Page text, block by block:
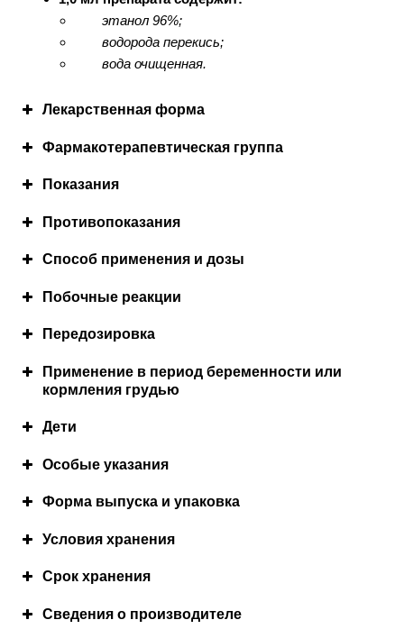
препаратами
этанол 96%;
водорода перекись;
вода очищенная.
Лекарственная форма
Фармакотерапевтичеcкая группа
Показания
Противопоказания
Способ применения и дозы
Побочные реакции
Передозировка
Применение в период беременности или
кормления грудью
Дети
Особые указания
Форма выпуска и упаковка
Условия хранения
Срок хранения
Сведения о производителе